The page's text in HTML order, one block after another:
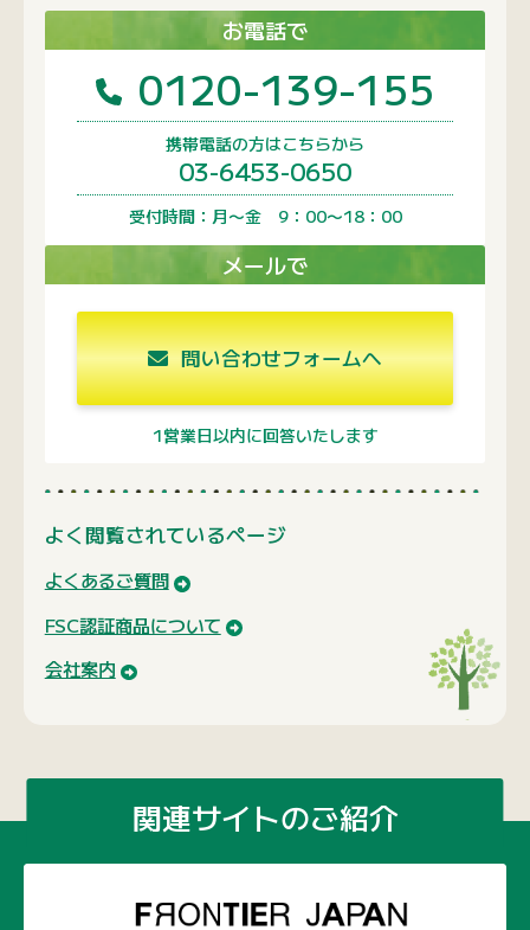
お電話で
0120-139-155
携帯電話の方はこちらから
03-6453-0650
受付時間：月〜金 9：00〜18：00
メールで
問い合わせフォームへ
1営業日以内に回答いたします
よく閲覧されているページ
よくあるご質問
FSC認証商品について
会社案内
関連サイトのご紹介